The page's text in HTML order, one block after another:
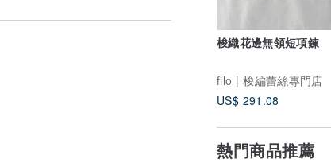
梭織花邊無領短項鍊
filo | 梭編蕾絲專門店
US$ 291.08
熱門商品推薦